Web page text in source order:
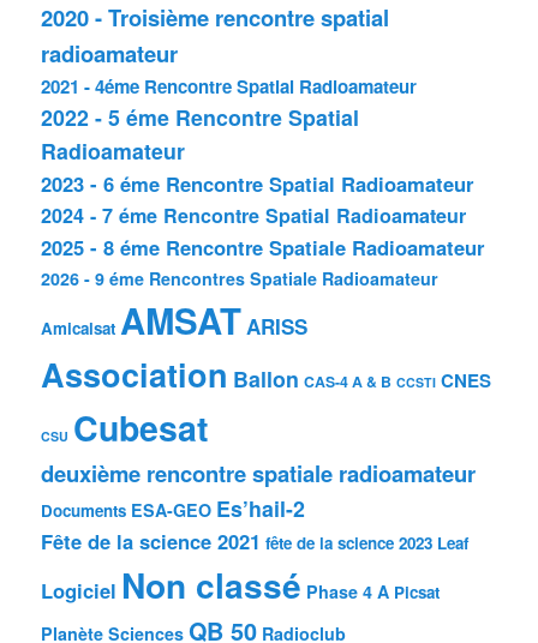
2020 - Troisième rencontre spatial
radioamateur
2021 - 4éme Rencontre Spatial Radioamateur
2022 - 5 éme Rencontre Spatial
Radioamateur
2023 - 6 éme Rencontre Spatial Radioamateur
2024 - 7 éme Rencontre Spatial Radioamateur
2025 - 8 éme Rencontre Spatiale Radioamateur
2026 - 9 éme Rencontres Spatiale Radioamateur
Amicalsat AMSATARISS
Association Ballon CAS-4 A & B CCSTI CNES
CSU Cubesat
deuxième rencontre spatiale radioamateur
Documents ESA-GEO Es’hail-2
Fête de la science 2021 fête de la science 2023 Leaf
Logiciel Non classé Phase 4 A Picsat
Planète Sciences QB 50 Radioclub